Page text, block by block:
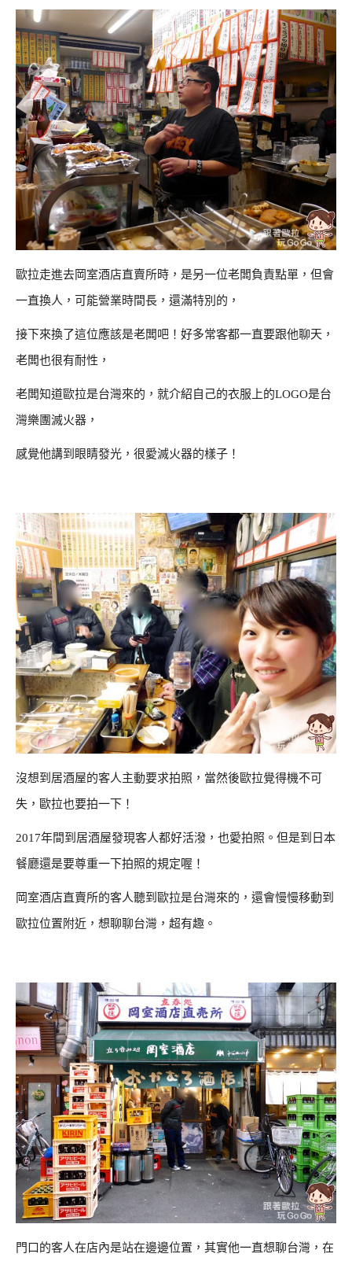
歐拉走進去岡室酒店直賣所時，是另一位老闆負責點單，但會
一直換人，可能營業時間長，還滿特別的，
接下來換了這位應該是老闆吧！好多常客都一直要跟他聊天，
老闆也很有耐性，
老闆知道歐拉是台灣來的，就介紹自己的衣服上的LOGO是台
灣樂團滅火器，
感覺他講到眼睛發光，很愛滅火器的樣子！
沒想到居酒屋的客人主動要求拍照，當然後歐拉覺得機不可
失，歐拉也要拍一下！
2017年間到居酒屋發現客人都好活潑，也愛拍照。但是到日本
餐廳還是要尊重一下拍照的規定喔！
岡室酒店直賣所的客人聽到歐拉是台灣來的，還會慢慢移動到
歐拉位置附近，想聊聊台灣，超有趣。
門口的客人在店內是站在邊邊位置，其實他一直想聊台灣，在